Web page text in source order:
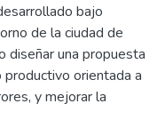
bajo
de la ciudad de
diseñar una propuesta
orientada a
y mejorar la